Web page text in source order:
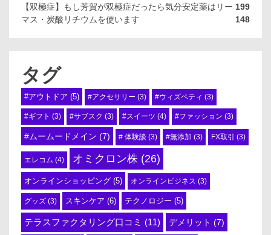
199
【双極症】もし芳賀が双極症だったら気分安定薬はリー
マス・炭酸リチウムを使います
148
タグ
#アウトドア (5) #アクセサリー (3) #ウィズペティ (3)
#ギフト (3) #サブスク (3) #スイーツ (4) #ファッション (3)
#ムームードメイン (7) # 体験談 (3) #無添加 (3) FX取引 (3)
エレコム (4) オミクロン株 (26)
オンラインショッピング (5) オンラインビジネス (3)
グッズ (3) スキンケア (6) テクノロジー (5)
テラスファクタリング口コミ (11) デメリット (7)